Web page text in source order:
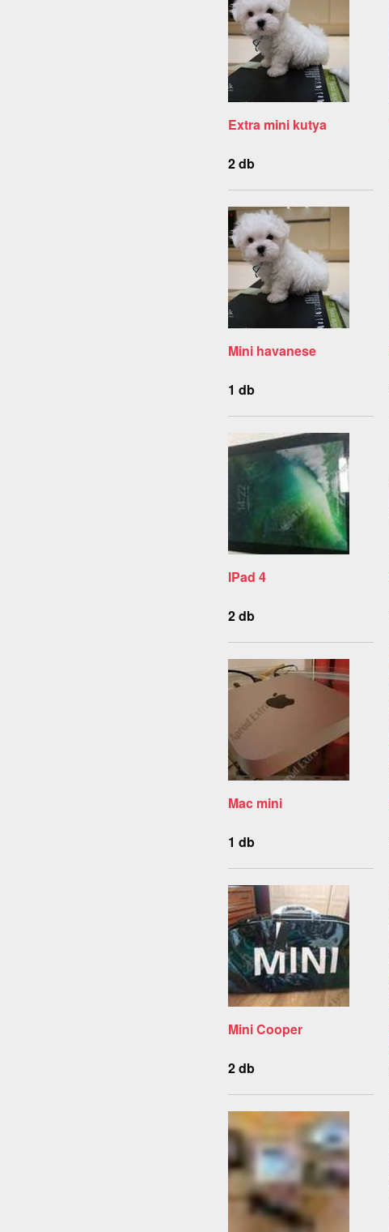
Extra mini kutya
2 db
Mini havanese
1 db
IPad 4
2 db
Mac mini
1 db
Mini Cooper
2 db